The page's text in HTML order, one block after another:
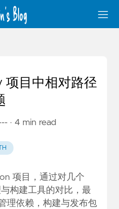
目中相对路径
· 4 min read
项目，通过对几个
构建工具的对比，最
理依赖，构建与发布包